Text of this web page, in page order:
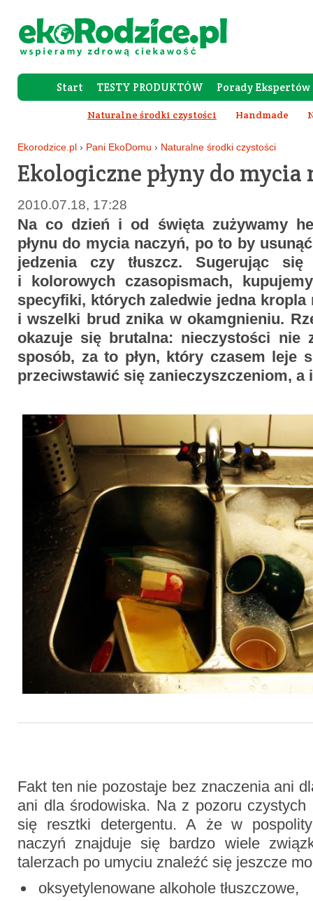
Start TESTY PRODUKTÓW Porady Ekspertów
Forum
Naturalne środki czystości Handmade
Ekorodzice.pl › Pani EkoDomu › Naturalne środki czystości
Ekologiczne płyny do mycia
2010.07.18, 17:28
Na co dzień i od święta zużywamy
płynu do mycia naczyń, po to by
jedzenia czy tłuszcz. Sugerując
i kolorowych czasopismach,
specyfiki, których zaledwie jedna kropla
i wszelki brud znika w okamgnieniu.
okazuje się brutalna: nieczystości nie
sposób, za to płyn, który czasem leje
przeciwstawić się zanieczyszczeniom, a
Fakt ten nie pozostaje bez znaczenia ani
ani dla środowiska. Na z pozoru czystych
się resztki detergentu. A że w
naczyń znajduje się bardzo wiele
talerzach po umyciu znaleźć się jeszcze
oksyetylenowane alkohole tłuszczowe,